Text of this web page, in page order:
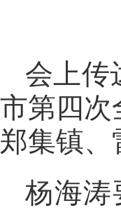
会上传
市第四次
郑集镇、
杨海涛